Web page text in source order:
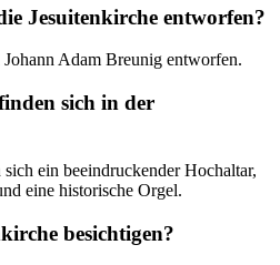
Jesuitenkirche entworfen?
Adam Breunig entworfen.
sich in der
ein beeindruckender Hochaltar,
eine historische Orgel.
besichtigen?